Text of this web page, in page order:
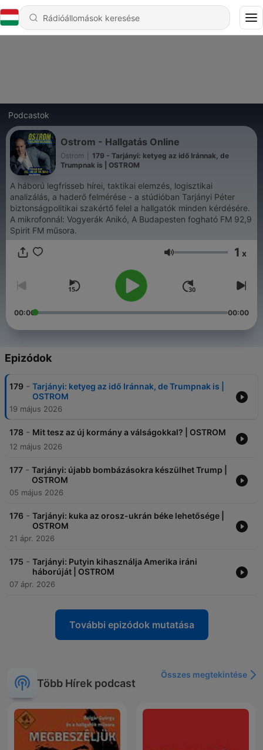
Podcastok
Ostrom - Hallgatás Online
Ostrom
179 - Tarjányi: ketyeg az idő Iránnak, de
Trumpnak is | OSTROM
A háború legfrisseb hírei, taktikai elemzés, logisztikai
analizálás, a haderő felmérése - a stúdióban Tarjányi Péter
biztonságpolitikai szakértő felel a hallgatók minden kérdésére.
A mikrofonnál: Vogyerák Anikó, A Budapesten fogható FM 92,9
Spirit FM műsora.
Hangerő 1 x
00:00 00:00
Epizódok
179 - Tarjányi: ketyeg az idő Iránnak, de Trumpnak is |
OSTROM
19 május 2026
178 - Mit tesz az új kormány a válságokkal? | OSTROM
12 május 2026
177 - Tarjányi: újabb bombázásokra készülhet Trump |
OSTROM
05 május 2026
176 - Tarjányi: kuka az orosz-ukrán béke lehetősége |
OSTROM
21 ápr. 2026
175 - Tarjányi: Putyin kihasználja Amerika iráni
háborúját | OSTROM
07 ápr. 2026
További epizódok mutatása
Több Hírek podcast
Összes megtekintése